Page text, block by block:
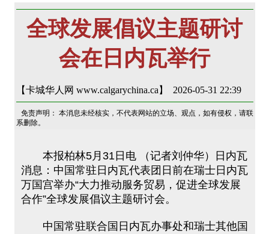
全球发展倡议主题研讨
会在日内瓦举行
【卡城华人网 www.calgarychina.ca】 2026-05-31 22:39
免责声明： 本消息未经核实，不代表网站的立场、观点，如有侵权，请联
系删除。
本报柏林5月31日电 （记者刘仲华）日内瓦
消息：中国常驻日内瓦代表团日前在瑞士日内瓦
万国宫举办“大力推动服务贸易，促进全球发展
合作”全球发展倡议主题研讨会。
中国常驻联合国日内瓦办事处和瑞士其他国